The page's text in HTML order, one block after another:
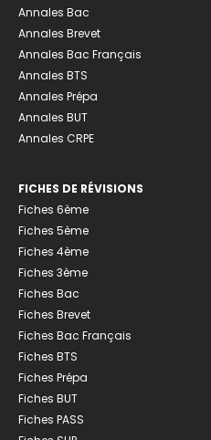
Annales Bac
Annales Brevet
Annales Bac Français
Annales BTS
Annales Prépa
Annales BUT
Annales CRPE
FICHES DE RÉVISIONS
Fiches 6ème
Fiches 5ème
Fiches 4ème
Fiches 3ème
Fiches Bac
Fiches Brevet
Fiches Bac Français
Fiches BTS
Fiches Prépa
Fiches BUT
Fiches PASS